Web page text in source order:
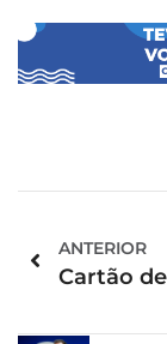
ANTERIOR